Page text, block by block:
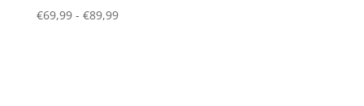
€69,99 - €89,99Prijsklasse: